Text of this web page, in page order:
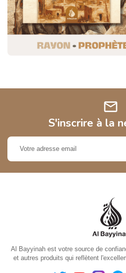
mail
S'inscrire à la
Al Bayyinah est votre source de
et autres produits qui reflètent